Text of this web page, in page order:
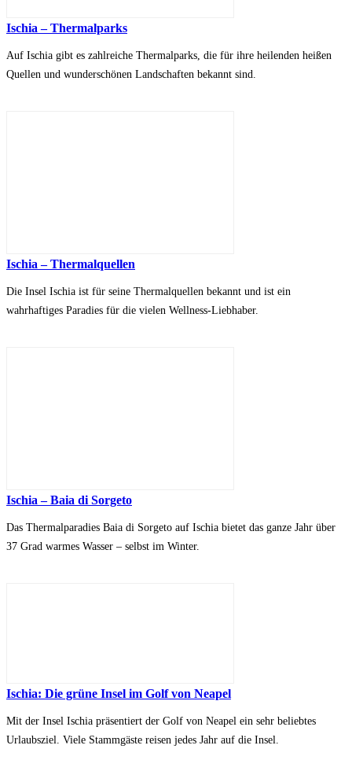
Ischia – Thermalparks
Auf Ischia gibt es zahlreiche Thermalparks, die für ihre heilenden heißen
Quellen und wunderschönen Landschaften bekannt sind.
Ischia – Thermalquellen
Die Insel Ischia ist für seine Thermalquellen bekannt und ist ein
wahrhaftiges Paradies für die vielen Wellness-Liebhaber.
Ischia – Baia di Sorgeto
Das Thermalparadies Baia di Sorgeto auf Ischia bietet das ganze Jahr über
37 Grad warmes Wasser – selbst im Winter.
Ischia: Die grüne Insel im Golf von Neapel
Mit der Insel Ischia präsentiert der Golf von Neapel ein sehr beliebtes
Urlaubsziel. Viele Stammgäste reisen jedes Jahr auf die Insel.